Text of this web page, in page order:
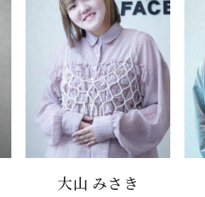
大山 みさき